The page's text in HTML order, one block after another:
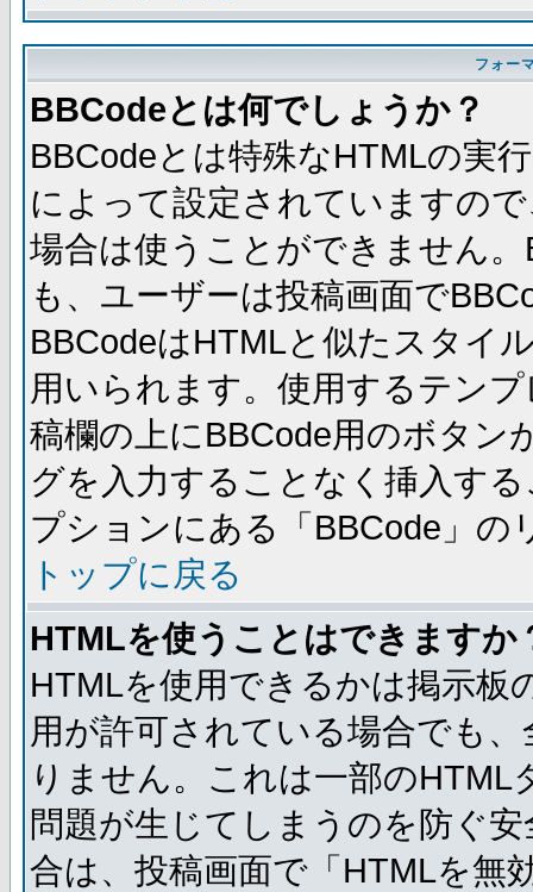
フォー
BBCodeとは何でしょうか？
BBCodeとは特殊なHTMLの実
によって設定されていますの
場合は使うことができません
も、ユーザーは投稿画面で
BBCodeはHTMLと似たスタイ
用いられます。使用するテン
稿欄の上にBBCode用のボタン
グを入力することなく挿入す
プションにある「BBCode」
トップに戻る
HTMLを使うことはできますか
HTMLを使用できるかは掲示板
用が許可されている場合でも
りません。これは一部の
問題が生じてしまうのを防ぐ
合は、投稿画面で「HTMLを無